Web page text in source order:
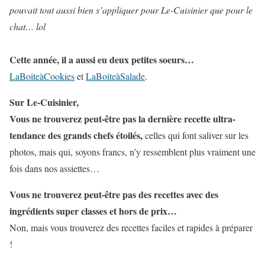
pouvait tout aussi bien s’appliquer pour Le-Cuisinier que pour le
chat… lol
Cette année, il a aussi eu deux petites soeurs…
LaBoiteàCookiesetLaBoiteàSalade.
Sur Le-Cuisinier,
Vous ne trouverez peut-être pas la dernière recette ultra-
tendance des grands chefs étoilés,celles qui font saliver sur les
photos, mais qui, soyons francs, n’y ressemblent plus vraiment une
fois dans nos assiettes…
Vous ne trouverez peut-être pas des recettes avec des
ingrédients super classes et hors de prix…
Non, mais vous trouverez des recettes faciles et rapides à préparer
!